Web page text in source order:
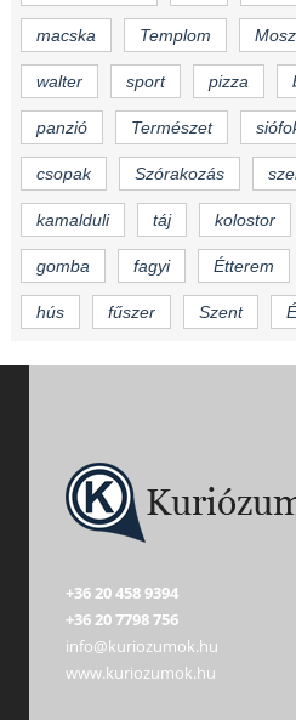
macska Templom
walter sport pizza
panzió Természet
csopak Szórakozás
kamalduli táj kolostor
gomba fagyi Étterem
hús fűszer Szent
+36 20 458 9394
+36 20 7798 756
info@kuriozumok.hu
www.kuriozumok.hu